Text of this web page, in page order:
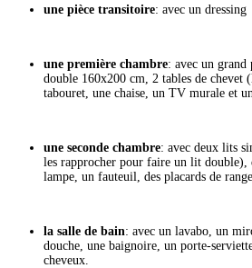
une pièce transitoire: avec un dressing
une première chambre: avec un grand
double 160x200 cm, 2 tables de chevet
tabouret, une chaise, un TV murale et
une seconde chambre: avec deux lits
les rapprocher pour faire un lit double),
lampe, un fauteuil, des placards de
la salle de bain: avec un lavabo, un
douche, une baignoire, un porte-
cheveux.